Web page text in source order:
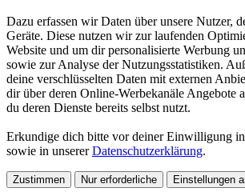
Dazu erfassen wir Daten über unsere Nutzer,
Geräte. Diese nutzen wir zur laufenden
Website und um dir personalisierte Werbung
sowie zur Analyse der Nutzungsstatistiken.
deine verschlüsselten Daten mit externen
dir über deren Online-Werbekanäle Angebote
du deren Dienste bereits selbst nutzt.
Erkundige dich bitte vor deiner Einwilligung
sowie in unsererDatenschutzerklärung.
Zustimmen Nur erforderliche Einstellungen